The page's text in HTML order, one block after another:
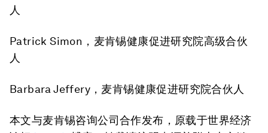
人
Patrick Simon，麦肯锡健康促进研究院高级合伙
人
Barbara Jeffery，麦肯锡健康促进研究院合伙人
本文与麦肯锡咨询公司合作发布，原载于世界经济